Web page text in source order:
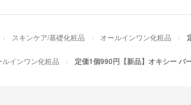
スキンケア/基礎化粧品 オールインワン化粧品
ルインワン化粧品 定価1個990円【新品】オキシー パ